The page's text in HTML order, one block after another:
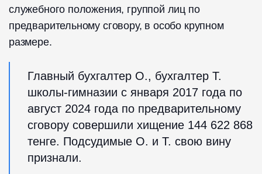
служебного положения, группой лиц по
предварительному сговору, в особо крупном
размере.
Главный бухгалтер О., бухгалтер Т.
школы-гимназии с января 2017 года по
август 2024 года по предварительному
сговору совершили хищение 144 622 868
тенге. Подсудимые О. и Т. свою вину
признали.